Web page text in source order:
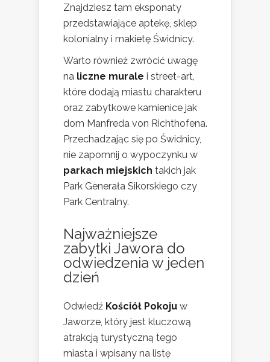
Znajdziesz tam eksponaty
przedstawiające aptekę, sklep
kolonialny i makietę Świdnicy.
Warto również zwrócić uwagę
na liczne murale i street-art,
które dodają miastu charakteru
oraz zabytkowe kamienice jak
dom Manfreda von Richthofena.
Przechadzając się po Świdnicy,
nie zapomnij o wypoczynku w
parkach miejskich takich jak
Park Generała Sikorskiego czy
Park Centralny.
Najważniejsze
zabytki Jawora do
odwiedzenia w jeden
dzień
Odwiedź Kościół Pokoju w
Jaworze, który jest kluczową
atrakcją turystyczną tego
miasta i wpisany na listę